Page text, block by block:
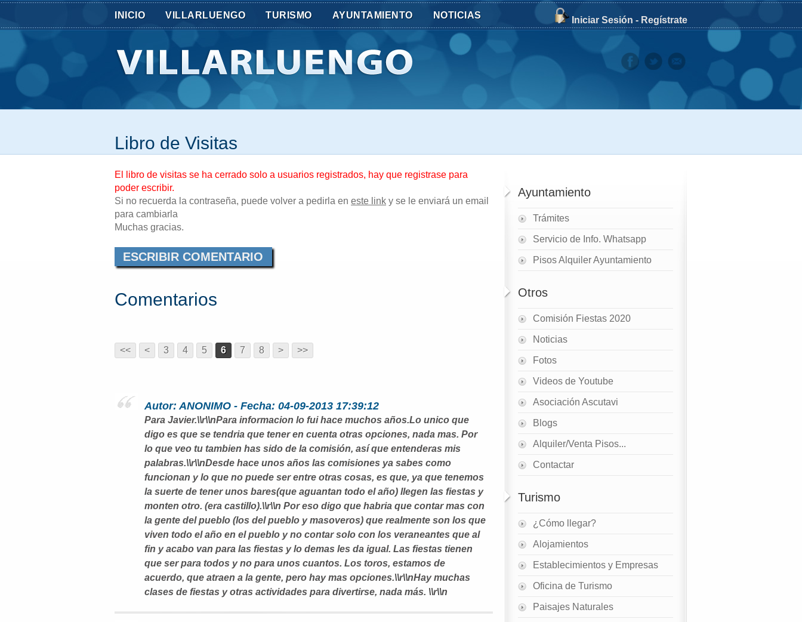
INICIO VILLARLUENGO TURISMO AYUNTAMIENTO NOTICIAS Iniciar Sesión - Regístrate
Libro de Visitas
El libro de visitas se ha cerrado solo a usuarios registrados, hay que registrase para
poder escribir.
Si no recuerda la contraseña, puede volver a pedirla en este link y se le enviará un email
para cambiarla
Muchas gracias.
ESCRIBIR COMENTARIO
Comentarios
<< < 3 4 5 6 7 8 > >>
Autor: ANONIMO - Fecha: 04-09-2013 17:39:12
Para Javier.\\r\\nPara informacion lo fui hace muchos años.Lo unico que
digo es que se tendria que tener en cuenta otras opciones, nada mas. Por
lo que veo tu tambien has sido de la comisión, así que entenderas mis
palabras.\\r\\nDesde hace unos años las comisiones ya sabes como
funcionan y lo que no puede ser entre otras cosas, es que, ya que tenemos
la suerte de tener unos bares(que aguantan todo el año) llegen las fiestas y
monten otro. (era castillo).\\r\\n Por eso digo que habria que contar mas con
la gente del pueblo (los del pueblo y masoveros) que realmente son los que
viven todo el año en el pueblo y no contar solo con los veraneantes que al
fin y acabo van para las fiestas y lo demas les da igual. Las fiestas tienen
que ser para todos y no para unos cuantos. Los toros, estamos de
acuerdo, que atraen a la gente, pero hay mas opciones.\\r\\nHay muchas
clases de fiestas y otras actividades para divertirse, nada más. \\r\\n
Ayuntamiento
Trámites
Servicio de Info. Whatsapp
Pisos Alquiler Ayuntamiento
Otros
Comisión Fiestas 2020
Noticias
Fotos
Videos de Youtube
Asociación Ascutavi
Blogs
Alquiler/Venta Pisos...
Contactar
Turismo
¿Cómo llegar?
Alojamientos
Establecimientos y Empresas
Oficina de Turismo
Paisajes Naturales